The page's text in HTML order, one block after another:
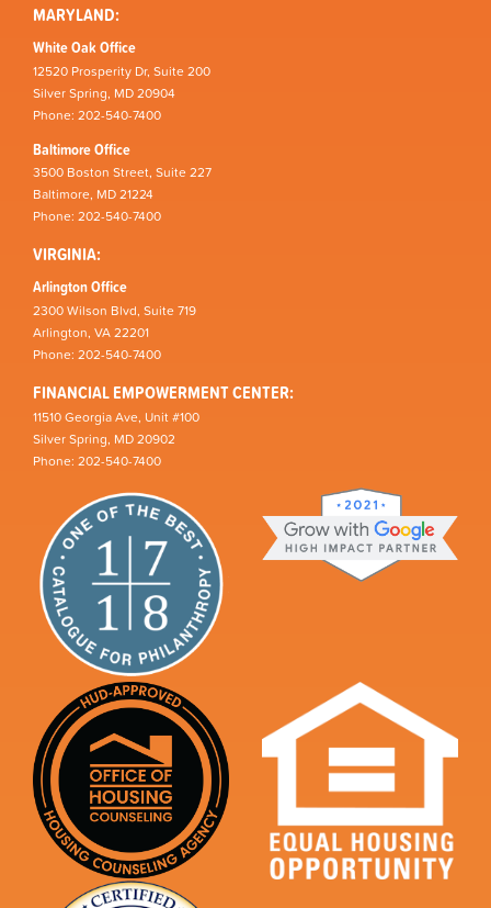
MARYLAND:
White Oak Office
12520 Prosperity Dr, Suite 200
Silver Spring, MD 20904
Phone: 202-540-7400
Baltimore Office
3500 Boston Street, Suite 227
Baltimore, MD 21224
Phone: 202-540-7400
VIRGINIA:
Arlington Office
2300 Wilson Blvd, Suite 719
Arlington, VA 22201
Phone: 202-540-7400
FINANCIAL EMPOWERMENT CENTER:
11510 Georgia Ave, Unit #100
Silver Spring, MD 20902
Phone: 202-540-7400